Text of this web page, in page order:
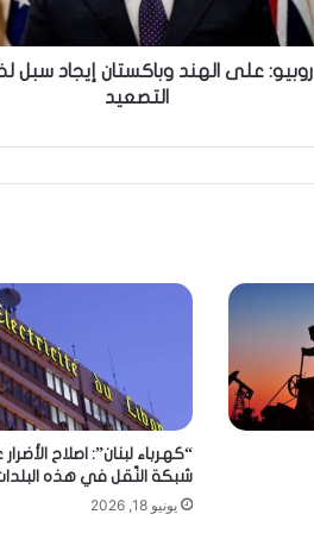
روبيو: على الهند وباكستان إيجاد سبل
التصعيد
“كهرباء لبنان”: اصلاح
شبكة النّقل في هذه
يونيو 18, 2026